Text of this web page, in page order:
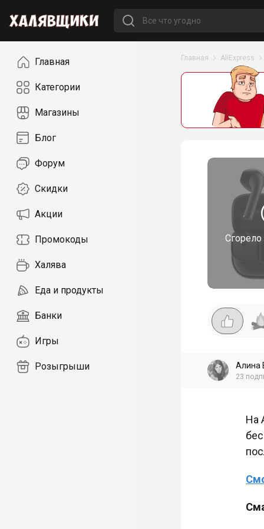
НавигацияГлавная
Категории
Магазины
Блог
Форум
Скидки
Акции
Промокоды
Халява
Еда и продукты
Банки
Игры
Розыгрыши
Главная AliExpress
Сгорело
Алина
23
На